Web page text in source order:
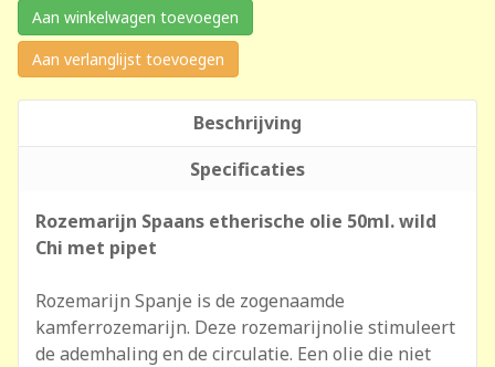
Aan winkelwagen toevoegen
Aan verlanglijst toevoegen
Beschrijving
Specificaties
Rozemarijn Spaans etherische olie 50ml. wild
Chi met pipet
Rozemarijn Spanje is de zogenaamde
kamferrozemarijn. Deze rozemarijnolie stimuleert
de ademhaling en de circulatie. Een olie die niet